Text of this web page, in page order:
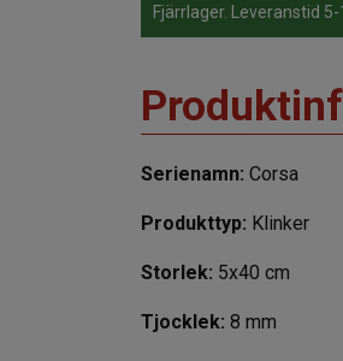
Fjärrlager. Leveranstid
Serienamn: Corsa
Produkttyp: Klinker
Storlek: 5x40 cm
Tjocklek: 8 mm